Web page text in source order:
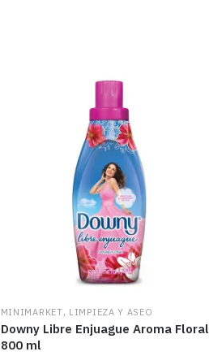
MINIMARKET, LIMPIEZA Y ASEO
Downy Libre Enjuague Aroma Floral
800 ml